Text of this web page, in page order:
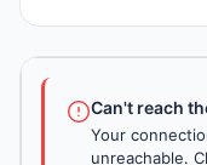
Can't reach
Your
unreachable.